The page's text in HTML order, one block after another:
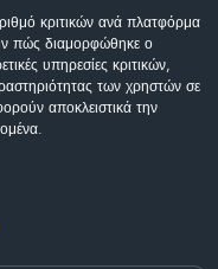
κριτικών ανά πλατφόρμα
πώς διαμορφώθηκε ο
υπηρεσίες κριτικών,
των χρηστών σε
αποκλειστικά την